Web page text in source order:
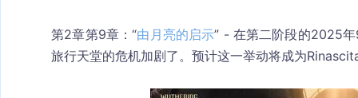
第2章第9章 ：“由月亮的启示” - 在第二阶段的2025
旅行天堂的危机加剧了。预计这一举动将成为